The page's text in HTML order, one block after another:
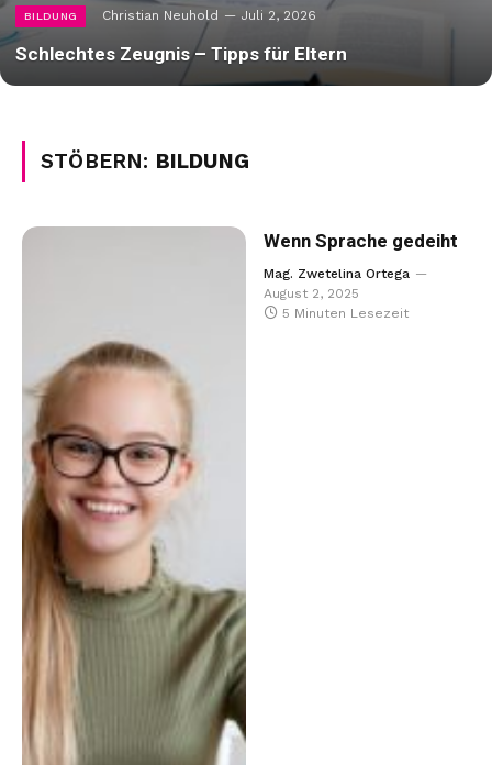
BILDUNG Christian Neuhold Juli 2, 2026
Schlechtes Zeugnis – Tipps für Eltern
STÖBERN: BILDUNG
Wenn Sprache gedeiht
Mag. Zwetelina Ortega
August 2, 2025
5 Minuten Lesezeit